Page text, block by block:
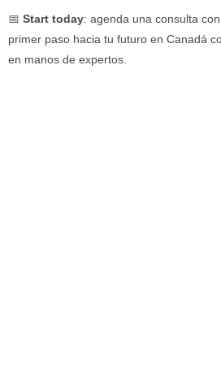
📅 Start today: agenda una consulta
primer paso hacia tu futuro en Canadá
en manos de expertos.